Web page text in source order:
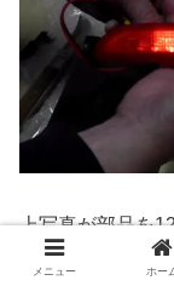
上写真が部品を
のLEDが点灯す
メニュー ホー